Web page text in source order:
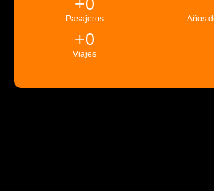
Pasajeros Años
Viajes
+0